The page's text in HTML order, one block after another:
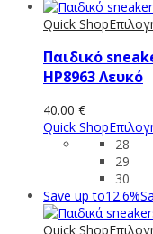
Quick Shop
Παιδικό
HP8963 Λευκό
40.00 €
Quick Shop
28
29
30
Save up to12.6%
Quick Shop